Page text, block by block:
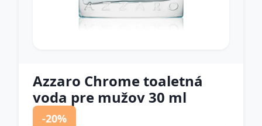
Azzaro Chrome toaletná
voda pre mužov 30 ml
-20%